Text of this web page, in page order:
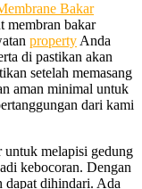
Bakar
membran bakar
property Anda
di pastikan akan
setelah memasang
aman minimal untuk
dari kami
untuk melapisi gedung
kebocoran. Dengan
dapat dihindari. Ada